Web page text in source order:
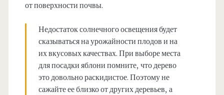
от поверхности почвы.
Недостаток солнечного освещения будет
сказываться на урожайности плодов и на
их вкусовых качествах. При выборе места
для посадки яблони помните, что дерево
это довольно раскидистое. Поэтому не
сажайте ее близко от других деревьев, а